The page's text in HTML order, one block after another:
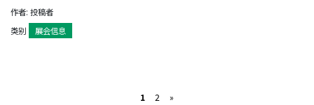
作者: 投稿者
类别
展会信息
1 2 »